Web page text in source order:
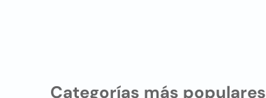
Categorías más populares